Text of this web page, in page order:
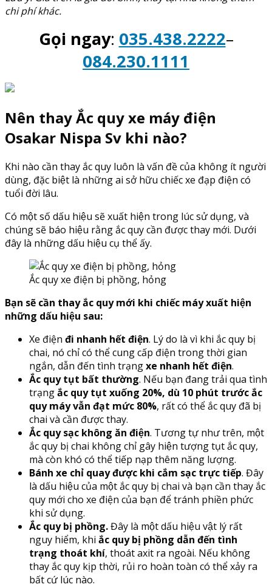
chi phí khác.
Gọi ngay: 035.438.2222–
084.230.1111
Nên thay Ắc quy xe máy điện
Osakar Nispa Sv khi nào?
Khi nào cần thay ắc quy luôn là vấn đề của không ít người
dùng, đặc biệt là những ai sở hữu chiếc xe đạp điện có
tuổi đời lâu.
Có một số dấu hiệu sẽ xuất hiện trong lúc sử dụng, và
chúng sẽ báo hiệu rằng ắc quy cần được thay mới. Dưới
đây là những dấu hiệu cụ thể ấy.
Ắc quy xe điện bị phồng, hỏng
Bạn sẽ cần thay ắc quy mới khi chiếc máy xuất hiện
những dấu hiệu sau:
Xe điện đi nhanh hết điện. Lý do là vì khi ắc quy bị
chai, nó chỉ có thể cung cấp điện trong thời gian
ngắn, dẫn đến tình trạngxe nhanh hết điện.
Ắc quy tụt bất thường. Nếu bạn đang trải qua tình
trạngắc quy tụt xuống 20%, dù 10 phút trước ắc
quy máy vẫn đạt mức 80%, rất có thể ắc quy đã bị
chai và cần được thay.
Ắc quy sạc không ăn điện. Tương tự như trên, một
ắc quy bị chai không chỉ gây hiện tượng tụt ắc quy,
mà còn khó có thể tiếp nạp thêm năng lượng.
Bánh xe chỉ quay được khi cắm sạc trực tiếp. Đây
là dấu hiệu của một ắc quy bị chai và bạn cần thay ắc
quy mới cho xe điện của bạn để tránh phiền phức
khi sử dụng.
Ắc quy bị phồng.Đây là một dấu hiệu vật lý rất
nguy hiểm, khi ắc quy bị phồng dẫn đến tình
trạng thoát khí, thoát axit ra ngoài. Nếu không
thay ắc quy kịp thời, rủi ro hoàn toàn có thể xảy ra
bất cứ lúc nào.